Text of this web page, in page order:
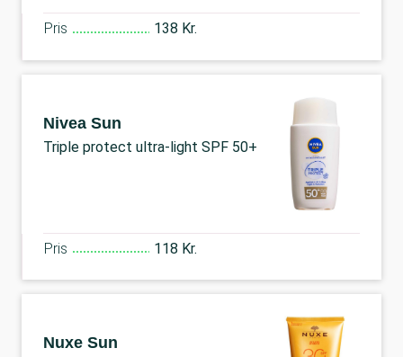
Pris 138 Kr.
Nivea Sun
Triple protect ultra-light SPF 50+
Pris 118 Kr.
Nuxe Sun